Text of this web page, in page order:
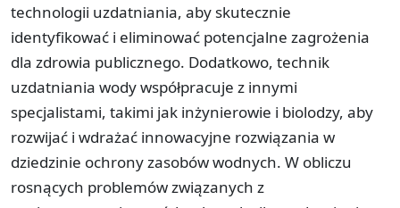
technologii uzdatniania, aby skutecznie
identyfikować i eliminować potencjalne zagrożenia
dla zdrowia publicznego. Dodatkowo, technik
uzdatniania wody współpracuje z innymi
specjalistami, takimi jak inżynierowie i biolodzy, aby
rozwijać i wdrażać innowacyjne rozwiązania w
dziedzinie ochrony zasobów wodnych. W obliczu
rosnących problemów związanych z